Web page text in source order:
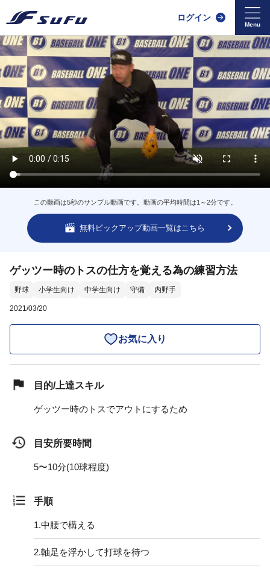
ログイン
この動画は5秒のサンプル動画です。動画の平均時間は1～2分です。
無料ピックアップ動画一覧はこちら
ゲッツー時のトスの仕方を覚える為の練習方法
野球 小学生向け 中学生向け 守備 内野手
2021/03/20
お気に入り
目的/上達スキル
ゲッツー時のトスでアウトにするため
目安所要時間
5〜10分(10球程度)
手順
1.中腰で構える
2.軸足を浮かして打球を待つ